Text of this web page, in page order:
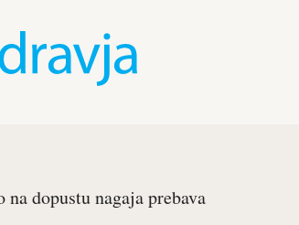
na dopustu nagaja prebava